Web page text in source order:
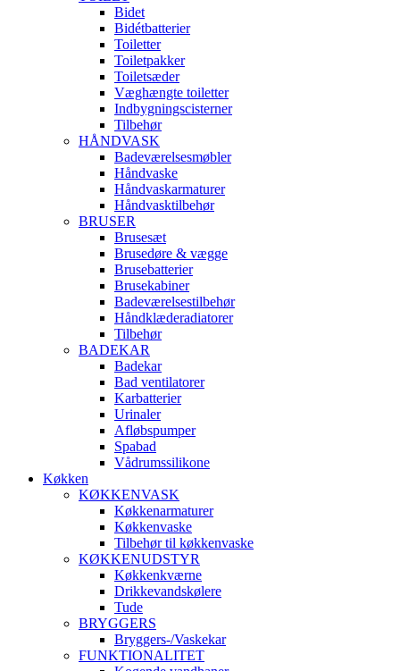
Bidet
Bidétbatterier
Toiletter
Toiletpakker
Toiletsæder
Væghængte toiletter
Indbygningscisterner
Tilbehør
HÅNDVASK
Badeværelsesmøbler
Håndvaske
Håndvaskarmaturer
Håndvasktilbehør
BRUSER
Brusesæt
Brusedøre & vægge
Brusebatterier
Brusekabiner
Badeværelsestilbehør
Håndklæderadiatorer
Tilbehør
BADEKAR
Badekar
Bad ventilatorer
Karbatterier
Urinaler
Afløbspumper
Spabad
Vådrumssilikone
Køkken
KØKKENVASK
Køkkenarmaturer
Køkkenvaske
Tilbehør til køkkenvaske
KØKKENUDSTYR
Køkkenkværne
Drikkevandskølere
Tude
BRYGGERS
Bryggers-/Vaskekar
FUNKTIONALITET